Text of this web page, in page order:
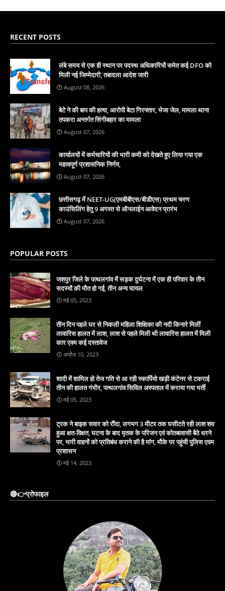
RECENT POSTS
लंबे समय से एक ही स्थान पर पदस्थ अधिकारियों समेत कई DFO को
मिली नई जिम्मेदारी, तबादला आदेश जारी
August 08, 2026
बेटे ने की बाप की हत्या, आरोपी बेटा गिरफ्तार, भेजा जेल, मामला थाना
तपकरा अन्तर्गत सिंगीबहार का मामला
August 07, 2026
कार्यालयों में कर्मचारियों की भारी कमी को देखते हुए लिया गया एक
महत्वपूर्ण प्रशासनिक निर्णय,
August 07, 2026
छत्तीसगढ़ में NEET-UG(एमबीबीएस/बीडीएस) प्रथम चरण
काउंसिलिंग हेतु 9 अगस्त से ऑनलाईन आवेदन प्रारंभ
August 07, 2026
POPULAR POSTS
जशपुर जिले के पत्थलगांव में सड़क दुर्घटना में एक ही परिवार के तीन
सदस्यों की मौत हो गई, तीन अन्य घायल
मई 05, 2023
तीन दिन पहले घर से निकली महिला शिक्षिका की नदी किनारे मिलीं
लावारिस हालत में लाश, लाश से पहले मिली थी लावारिस हालत में मिली
कार एवम कई दस्तावेज
अप्रैल 10, 2023
शादी में शामिल हो तेज गति से आ रही स्कार्पियो खड़ी कंटेनर से टकराई
तीन की हालत गंभीर, पत्थलगांव सिविल अस्पताल में कराया गया भर्ती
मई 05, 2023
ट्रक ने बाइक सवार को रौंदा, लगभग 3 मीटर तक घसीटते रही लाश शव
हुआ क्षत-विक्षत, घटना के बाद मृतक के परिजन एवं कोतबावासी बैठे धरने
पर, भारी वाहनों को प्रतिबंध कराने की है मांग, मौके पर पहुंची पुलिस एवम
प्रशासन
मई 14, 2023
🔴👉प्रोफाइल